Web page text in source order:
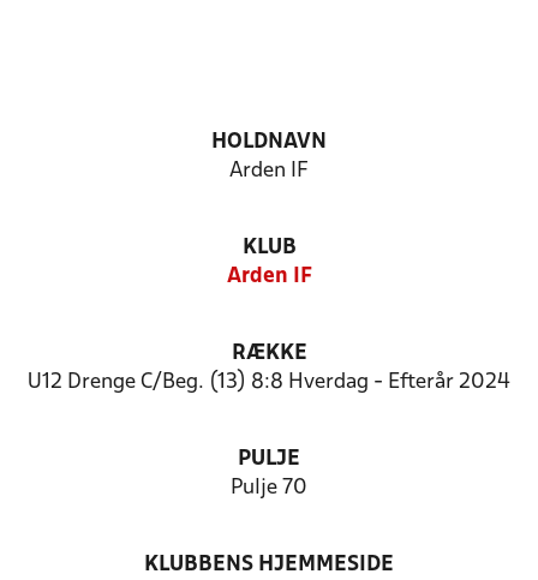
HOLDNAVN
Arden IF
KLUB
Arden IF
RÆKKE
U12 Drenge C/Beg. (13) 8:8 Hverdag - Efterår 2024
PULJE
Pulje 70
KLUBBENS HJEMMESIDE